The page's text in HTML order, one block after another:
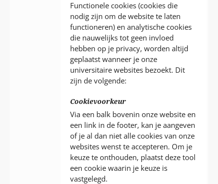
Functionele cookies (cookies die
nodig zijn om de website te laten
functioneren) en analytische cookies
die nauwelijks tot geen invloed
hebben op je privacy, worden altijd
geplaatst wanneer je onze
universitaire websites bezoekt. Dit
zijn de volgende:
Cookievoorkeur
Via een balk bovenin onze website en
een link in de footer, kan je aangeven
of je al dan niet alle cookies van onze
websites wenst te accepteren. Om je
keuze te onthouden, plaatst deze tool
een cookie waarin je keuze is
vastgelegd.